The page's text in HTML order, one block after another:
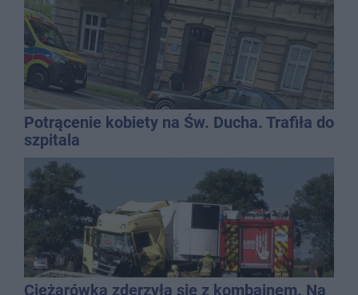
Potrącenie kobiety na Św. Ducha. Trafiła do
szpitala
Ciężarówka zderzyła się z kombajnem. Na